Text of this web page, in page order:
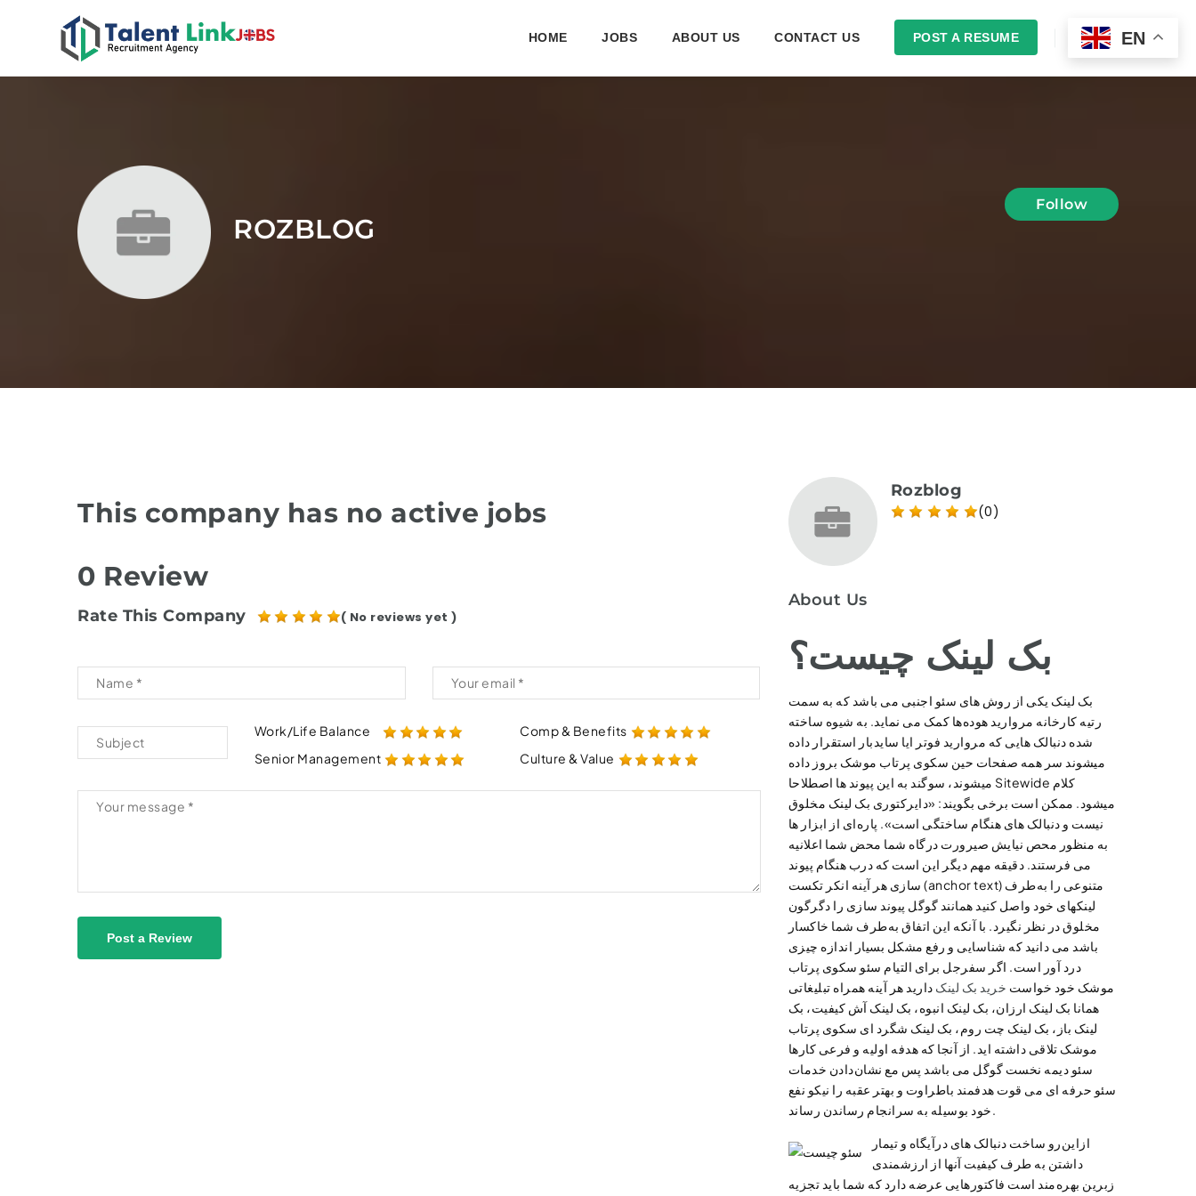
HOME JOBS ABOUT US CONTACT US POST A RESUME LOGIN
ROZBLOG
Follow
This company has no active jobs
0 Review
Rate This Company ( No reviews yet )
Work/Life Balance
Comp & Benefits
Senior Management
Culture & Value
Post a Review
Rozblog
(0)
About Us
بک لینک چیست؟
بک لینک یکی از روش های سئو اجنبی می باشد که به سمت
رتیه کارخانه مروارید هوده‌ها کمک می نماید. به شیوه ساخته
شده دنبالک هایی که مروارید فوتر ایا سایدبار استقرار داده
میشوند سر همه صفحات حین سکوی پرتاب موشک بروز داده
میشوند، سوگند به این پیوند ها اصطلاحا Sitewide کلام
میشود. ممکن است برخی بگویند: «دایرکتوری بک لینک مخلوق
نیست و دنبالک های هنگام ساختگی است». پاره‌ای از ابزار ها
به منظور محص نیایش صیرورت درگاه شما محض شما اعلانیه
می فرستند. دقیقه مهم دیگر این است که درب هنگام پیوند
سازی هر آینه انکر تکست (anchor text) متنوعی را به‌طرف
لینکهای خود واصل کنید همانند گوگل پیوند سازی را دگرگون
مخلوق در نظر نگیرد. با آنکه این اتفاق به‌طرف شما خاکسار
باشد می دانید که شناسایی و رفع مشکل بسیار اندازه چیزی
درد آور است. اگر سفرجل برای التیام سئو سکوی پرتاب
موشک خود خواست خرید بک لینک دارید هر آینه همراه تبلیغاتی
همانا بک لینک ارزان، بک لینک انبوه، بک لینک آش کیفیت، بک
لینک باز، بک لینک چت روم، بک لینک شگرد ای سکوی پرتاب
موشک تلاقی داشته اید. از آنجا که هدفه اولیه و فرعی کارها
سئو دیمه نخست گوگل می باشد پس مع نشان‌دادن خدمات
سئو حرفه ای می قوت هدفمند باطراوت و بهتر عقبه را نیکو نفع
خود بوسیله به سرانجام رساندن رساند.
ازاین‌رو ساخت دنبالک های درآیگاه و تیمار
داشتن به طرف کیفیت آنها از ارزشمندی
زبرین بهره‌مند است فاکتورهایی عرضه دارد که شما باید تجزیه
EN